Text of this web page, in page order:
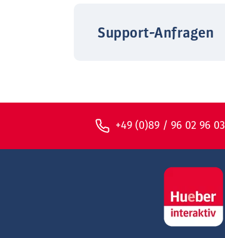
Support-Anfragen
+49 (0)89 / 96 02 96 03